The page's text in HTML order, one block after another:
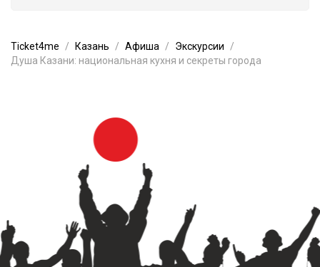
Ticket4me Казань Афиша
Экскурсии
Душа Казани: национальная кухня и секреты города